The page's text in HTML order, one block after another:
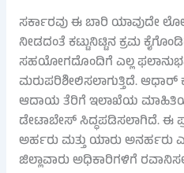
ಸರ್ಕಾರವು ಈ ಬಾರಿ ಯಾವುದೇ
ನೀಡದಂತೆ ಕಟ್ಟುನಿಟ್ಟಿನ ಕ್ರಮ
ಸಹಯೋಗದೊಂದಿಗೆ ಎಲ್ಲ
ಮರುಪರಿಶೀಲಿಸಲಾಗುತ್ತಿದೆ.
ಆದಾಯ ತೆರಿಗೆ ಇಲಾಖೆಯ
ಡೇಟಾಬೇಸ್ ಸಿದ್ಧಪಡಿಸಲಾಗಿದೆ. ಈ
ಅರ್ಹರು ಮತ್ತು ಯಾರು ಅನರ್ಹರು
ಜಿಲ್ಲಾವಾರು ಅಧಿಕಾರಿಗಳಿಗೆ